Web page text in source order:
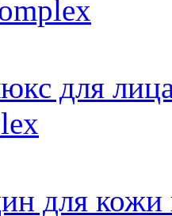
для
для кожи